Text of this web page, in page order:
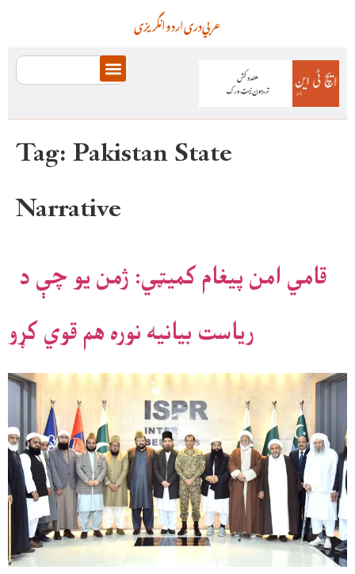
انگریزیاردودریعربي
Tag:Pakistan State
Narrative
ریاست بیانیه نوره هم قوي کړو